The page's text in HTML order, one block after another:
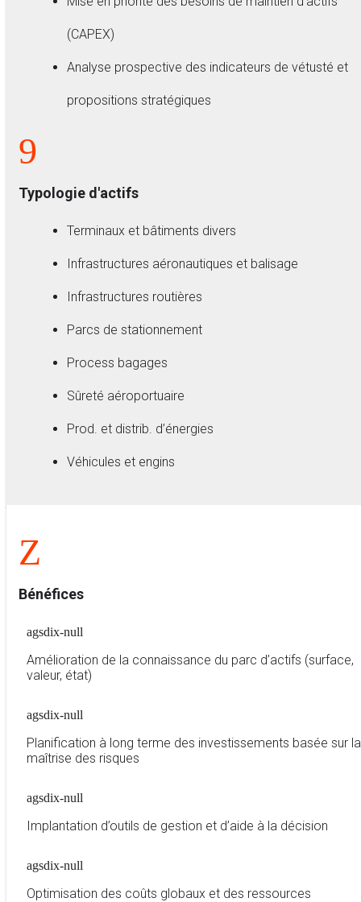
(CAPEX)
Analyse prospective des indicateurs de vétusté et
propositions stratégiques
9
Typologie d'actifs
Terminaux et bâtiments divers
Infrastructures aéronautiques et balisage
Infrastructures routières
Parcs de stationnement
Process bagages
Sûreté aéroportuaire
Prod. et distrib. d’énergies
Véhicules et engins
Z
Bénéfices
agsdix-null
Amélioration de la connaissance du parc d’actifs (surface,
valeur, état)
agsdix-null
Planification à long terme des investissements basée sur la
maîtrise des risques
agsdix-null
Implantation d’outils de gestion et d’aide à la décision
agsdix-null
Optimisation des coûts globaux et des ressources